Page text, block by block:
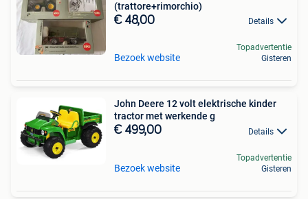
(trattore+rimorchio)
€ 48,00 Details
Bezoek website
Topadvertentie
Gisteren
John Deere 12 volt elektrische kinder
tractor met werkende g
€ 499,00 Details
Bezoek website
Topadvertentie
Gisteren